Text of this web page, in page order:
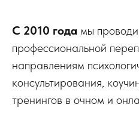
С 2010 года мы
профессиональной
направлениям
консультирования,
тренингов в очном и